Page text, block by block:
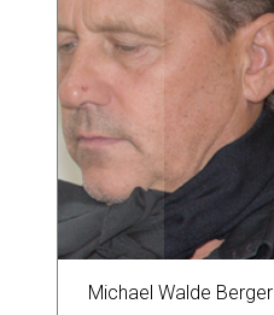
Michael Walde Berger